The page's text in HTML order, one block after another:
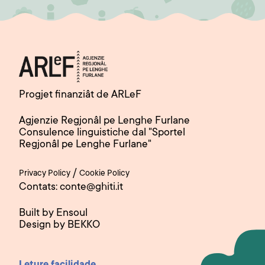
Progjet finanziât de ARLeF
Agjenzie Regjonâl pe Lenghe Furlane
Consulence linguistiche dal "Sportel
Regjonâl pe Lenghe Furlane"
Privacy Policy / Cookie Policy
Contats: conte@ghiti.it
Built by Ensoul
Design by BEKKO